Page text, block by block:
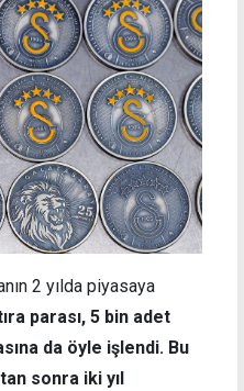
2 yılda piyasaya
parası, 5 bin adet
da öyle işlendi. Bu
sonra iki yıl